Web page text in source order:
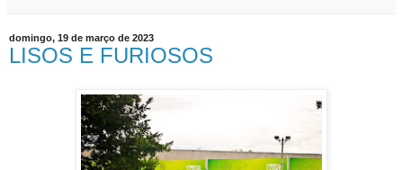
domingo, 19 de março de 2023
LISOS E FURIOSOS